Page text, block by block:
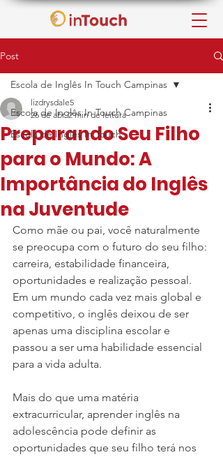
Post
Escola de Inglês In Touch Campinas
Escola de Inglês In Touch
Escola de Inglês In Touch Campinas
Preparando Seu Filho
para o Mundo: A
Importância do Inglês
na Juventude
lizdrysdale5
26 de abr. 2 min de leitura
Como mãe ou pai, você naturalmente
se preocupa com o futuro do seu filho:
carreira, estabilidade financeira,
oportunidades e realização pessoal.
Em um mundo cada vez mais global e
competitivo, o inglês deixou de ser
apenas uma disciplina escolar e
passou a ser uma habilidade essencial
para a vida adulta.
Mais do que uma matéria
extracurricular, aprender inglês na
adolescência pode definir as
oportunidades que seu filho terá nos